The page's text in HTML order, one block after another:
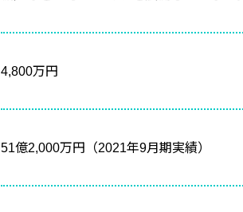
4,800万円
51億2,000万円（2021年9月期実績）